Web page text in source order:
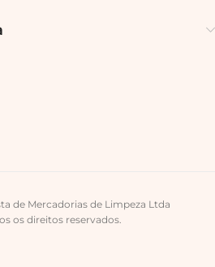
de Mercadorias de Limpeza Ltda
os direitos reservados.